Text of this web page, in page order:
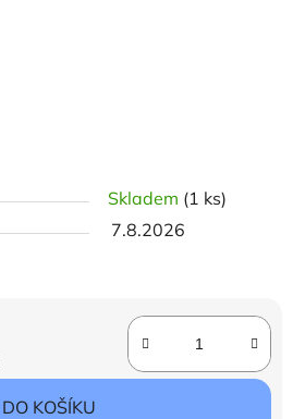
Skladem (1 ks)
7.8.2026
DO KOŠÍKU